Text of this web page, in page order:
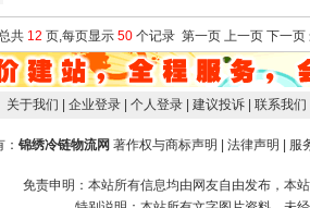
共 12 页,每页显示 50 个记录 第一页 上一页 下一页
关于我们 | 企业登录 | 个人登录 | 建议投诉 | 联系我们
锦绣冷链物流网 著作权与商标声明 | 法律声明 | 服
免责申明：本站所有信息均由网友自由发布，本